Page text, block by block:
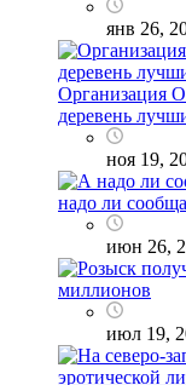
янв 26,
Организация
деревень
ноя 19,
надо ли
июн 26,
миллионов
июл 19,